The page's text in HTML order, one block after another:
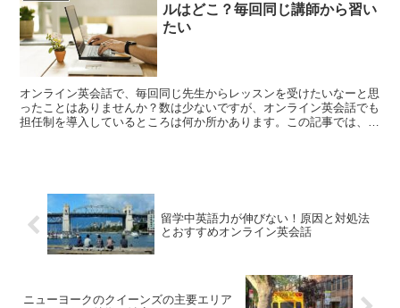
ルはどこ？毎回同じ講師から習い
たい
オンライン英会話で、毎回同じ先生からレッスンを受けたいなーと思
ったことはありませんか？数は少ないですが、オンライン英会話でも
担任制を導入しているところは何か所かあります。この記事では、担
留学中英語力が伸びない！原因と対処法
とおすすめオンライン英会話
ニューヨークのクイーンズの主要エリア